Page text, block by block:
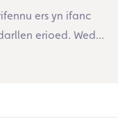
ers yn ifanc
erioed. Wed...